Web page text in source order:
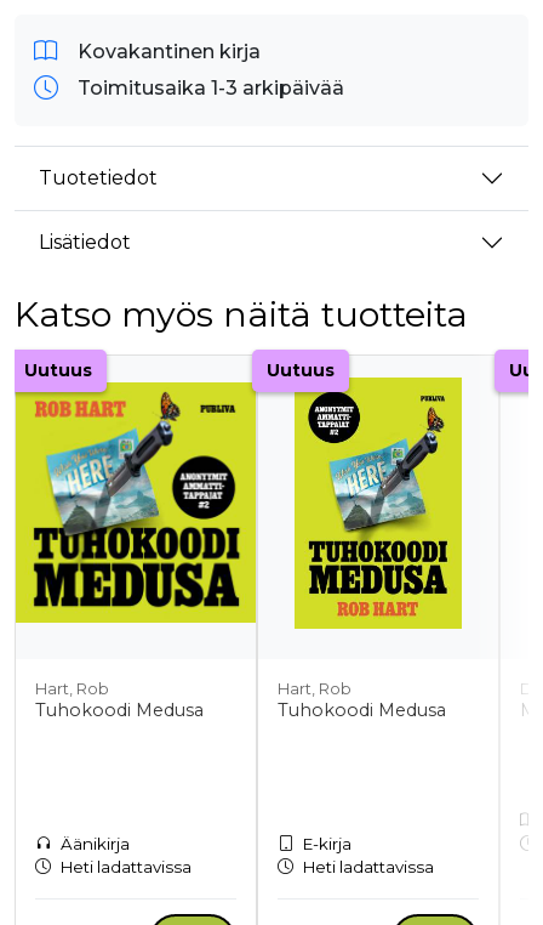
Kovakantinen kirja
Toimitusaika 1-3 arkipäivää
Tuotetiedot
Lisätiedot
Katso myös näitä tuotteita
Tuoteluettelon alku
Uutuus
Hart, Rob
Tuhokoodi Medusa
Äänikirja
Heti ladattavissa
Uutuus
Hart, Rob
Tuhokoodi Medusa
E-kirja
Heti ladattavissa